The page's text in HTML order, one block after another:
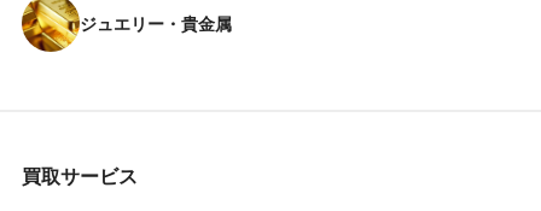
ジュエリー・貴金属
買取サービス